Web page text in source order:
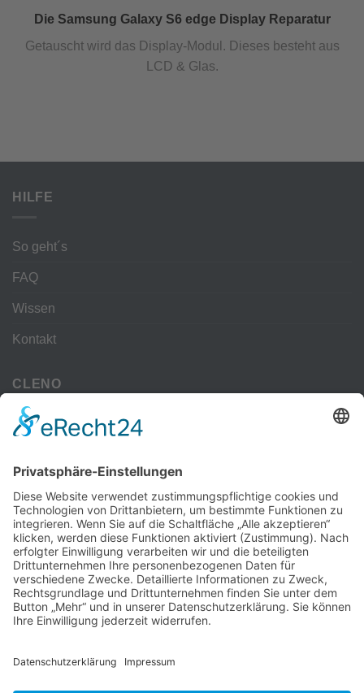
Die Samsung Galaxy S6 edge Display Reparatur
Getauscht wird das Display-Modul. Dieses besteht aus
LCD & Glas.
HILFE
So geht´s
FAQ
Wissen
Kontakt
CLENO
Alle Vorteile
kostenloser Versand
Deine Zahlmöglichkeiten
MEHR
Alte iPhone Modelle
Vertrag Widerrufen